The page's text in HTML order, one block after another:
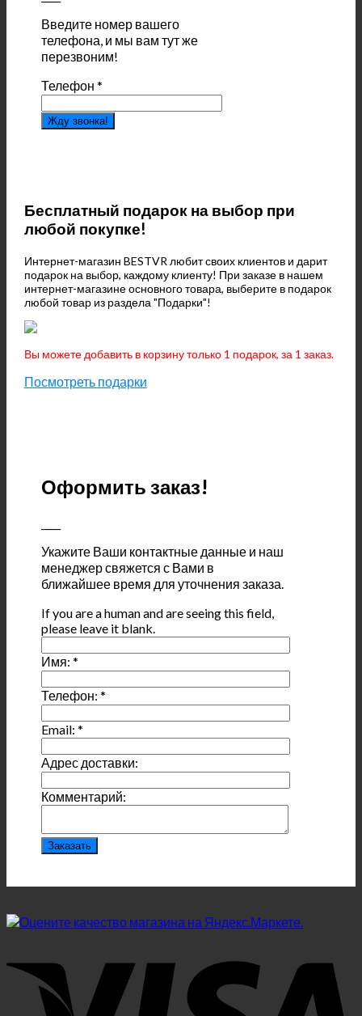
Введите номер вашего
телефона, и мы вам тут же
перезвоним!
Телефон*
Жду звонка!
Бесплатный подарок на выбор при
любой покупке!
Интернет-магазин BESTVR любит своих клиентов и дарит
подарок на выбор, каждому клиенту! При заказе в нашем
интернет-магазине основного товара, выберите в подарок
любой товар из раздела "Подарки"!
Вы можете добавить в корзину только 1 подарок, за 1 заказ.
Посмотреть подарки
Оформить заказ!
Укажите Ваши контактные данные и наш
менеджер свяжется с Вами в
ближайшее время для уточнения заказа.
If you are a human and are seeing this field,
please leave it blank.
Имя:*
Телефон:*
Email:*
Адрес доставки:
Комментарий: